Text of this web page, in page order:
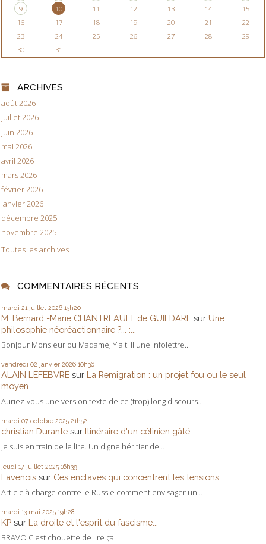
9
10 11 12 13 14
15
16
17 18 19 20 21
22
23
24 25 26 27 28
29
30
31
ARCHIVES
août 2026
juillet 2026
juin 2026
mai 2026
avril 2026
mars 2026
février 2026
janvier 2026
décembre 2025
novembre 2025
Toutes les archives
COMMENTAIRES RÉCENTS
mardi 21 juillet 2026 15h20
M. Bernard -Marie CHANTREAULT de GUILDARE sur Une
philosophie néoréactionnaire ?... :...
Bonjour Monsieur ou Madame, Y a t' il une infolettre...
vendredi 02 janvier 2026 10h36
ALAIN LEFEBVRE sur La Remigration : un projet fou ou le seul
moyen...
Auriez-vous une version texte de ce (trop) long discours...
mardi 07 octobre 2025 21h52
christian Durante sur Itinéraire d'un célinien gâté...
Je suis en train de le lire. Un digne héritier de...
jeudi 17 juillet 2025 16h39
Lavenois sur Ces enclaves qui concentrent les tensions...
Article à charge contre le Russie comment envisager un...
mardi 13 mai 2025 19h28
KP sur La droite et l'esprit du fascisme...
BRAVO C'est chouette de lire ça.